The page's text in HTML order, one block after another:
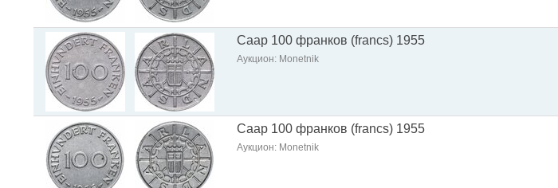
Саар 100 франков (francs) 1955
Аукцион: Monetnik
Саар 100 франков (francs) 1955
Аукцион: Monetnik